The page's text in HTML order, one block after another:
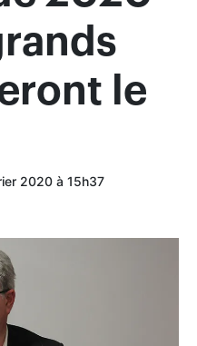
le
2020 à 15h37